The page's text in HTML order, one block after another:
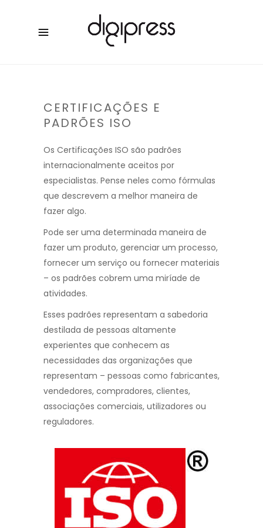
CERTIFICAÇÕES E
PADRÕES ISO
Os Certificações ISO são padrões
internacionalmente aceitos por
especialistas. Pense neles como fórmulas
que descrevem a melhor maneira de
fazer algo.
Pode ser uma determinada maneira de
fazer um produto, gerenciar um processo,
fornecer um serviço ou fornecer materiais
– os padrões cobrem uma miríade de
atividades.
Esses padrões representam a sabedoria
destilada de pessoas altamente
experientes que conhecem as
necessidades das organizações que
representam – pessoas como fabricantes,
vendedores, compradores, clientes,
associações comerciais, utilizadores ou
reguladores.